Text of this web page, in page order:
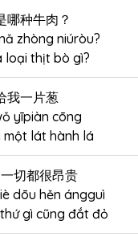
哪种牛肉？
zhòng niúròu?
loại thịt bò gì?
我一片葱
yīpiàn cōng
một lát hành lá
切都很昂贵
dōu hěn ángguì
gì cũng đắt đỏ